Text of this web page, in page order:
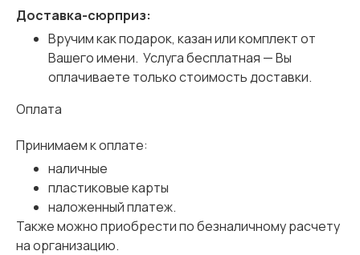
Оплата
Принимаем к оплате:
наличные
пластиковые карты
наложенный платеж.
Также можно приобрести по безналичному расчету
на организацию.
Доставка-сюрприз:
Вручим как подарок, казан или комплект от
Вашего имени. Услуга бесплатная — Вы
оплачиваете только стоимость доставки.